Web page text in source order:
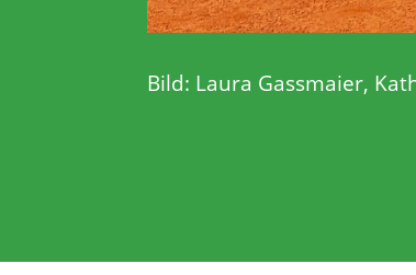
Bild: Laura Gassmaier,